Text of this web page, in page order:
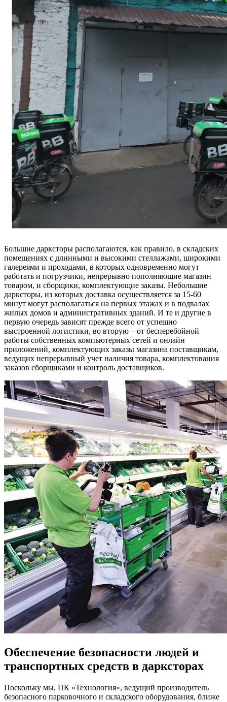
Большие дарксторы располагаются, как правило, в складских
помещениях с длинными и высокими стеллажами, широкими
галереями и проходами, в которых одновременно могут
работать и погрузчики, непрерывно пополняющие магазин
товаром, и сборщики, комплектующие заказы. Небольшие
дарксторы, из которых доставка осуществляется за 15-60
минут могут располагаться на первых этажах и в подвалах
жилых домов и административных зданий. И те и другие в
первую очередь зависят прежде всего от успешно
выстроенной логистики, во вторую – от бесперебойной
работы собственных компьютерных сетей и онлайн
приложений, комплектующих заказы магазина поставщикам,
ведущих непрерывный учет наличия товара, комплектования
заказов сборщиками и контроль доставщиков.
Обеспечение безопасности людей и
транспортных средств в дарксторах
Поскольку мы, ПК «Технология», ведущий производитель
безопасного парковочного и складского оборудования, ближе